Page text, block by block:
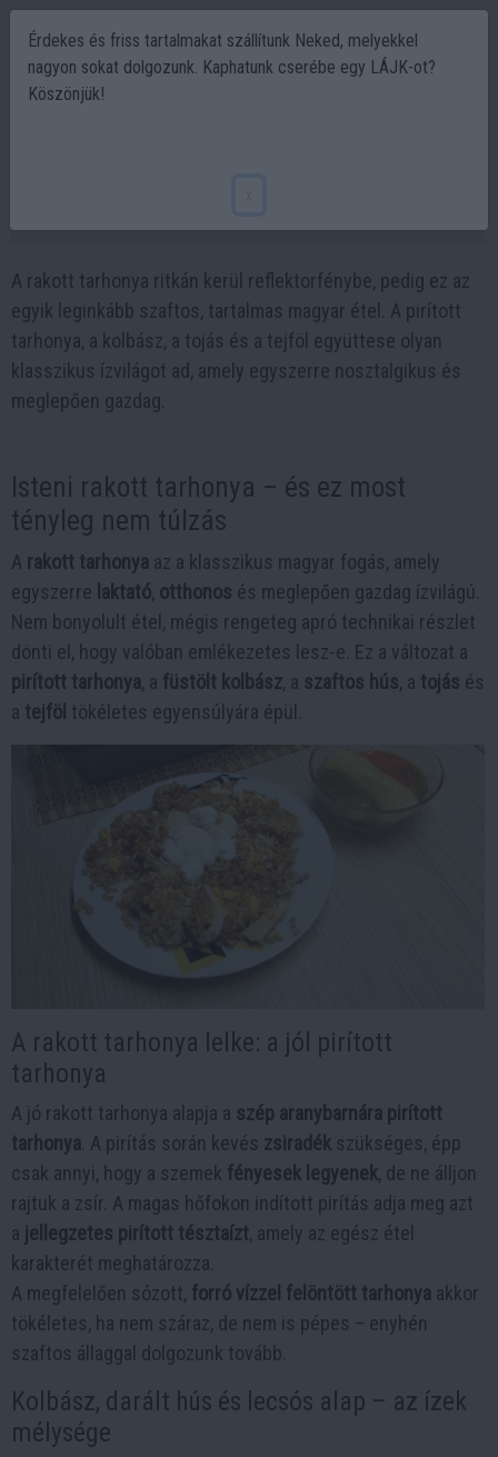
A rakott tarhonya ritkán kerül reflektorfénybe, pedig ez az
egyik leginkább szaftos, tartalmas magyar étel. A pirított
tarhonya, a kolbász, a tojás és a tejföl együttese olyan
klasszikus ízvilágot ad, amely egyszerre nosztalgikus és
meglepően gazdag.
Isteni rakott tarhonya – és ez most
tényleg nem túlzás
A rakott tarhonya az a klasszikus magyar fogás, amely
egyszerre laktató, otthonos és meglepően gazdag ízvilágú.
Nem bonyolult étel, mégis rengeteg apró technikai részlet
dönti el, hogy valóban emlékezetes lesz-e. Ez a változat a
pirított tarhonya, a füstölt kolbász, a szaftos hús, a tojás és
a tejföl tökéletes egyensúlyára épül.
A rakott tarhonya lelke: a jól pirított
tarhonya
A jó rakott tarhonya alapja a szép aranybarnára pirított
tarhonya . A pirítás során kevés zsiradék szükséges, épp
csak annyi, hogy a szemek fényesek legyenek, de ne álljon
rajtuk a zsír. A magas hőfokon indított pirítás adja meg azt
a jellegzetes pirított tésztaízt, amely az egész étel
karakterét meghatározza.
A megfelelően sózott, forró vízzel felöntött tarhonya akkor
tökéletes, ha nem száraz, de nem is pépes – enyhén
szaftos állaggal dolgozunk tovább.
Kolbász, darált hús és lecsós alap – az ízek
mélysége
Érdekes és friss tartalmakat szállítunk Neked, melyekkel
nagyon sokat dolgozunk. Kaphatunk cserébe egy LÁJK-ot?
Köszönjük!